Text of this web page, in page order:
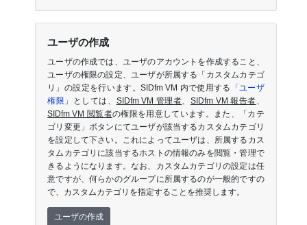
ユーザの作成
ユーザの作成では、ユーザのアカウントを作成すること、
ユーザの権限の設定、ユーザが所属する「カスタムカテゴ
リ」の設定を行います。SIDfm VM 内で使用する
「ユーザ
権限」
としては、 SIDfm VM 管理者 SIDfm VM 報告者
SIDfm VM 閲覧者の権限を用意しています。また、「カテ
ゴリ変更」ボタンにてユーザが該当するカスタムカテゴリ
を設定して下さい。これによってユーザは、所属するカス
タムカテゴリに該当するホストの情報のみを閲覧・管理で
きるようになります。なお、カスタムカテゴリの設定は任
意ですが、何らかのグループに所属するのが一般的ですの
で、カスタムカテゴリを指定することを推奨します。
ユーザの作成